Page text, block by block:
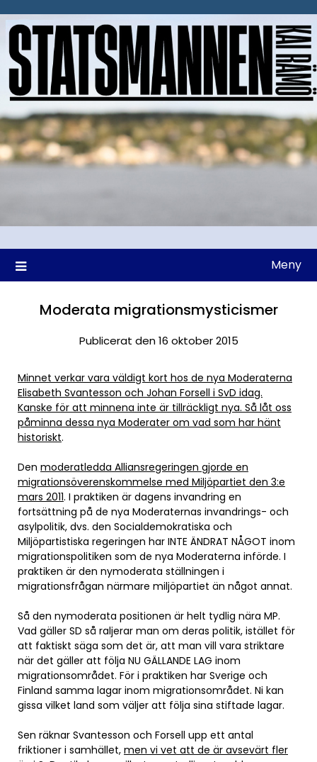
till
Meny
Moderata migrationsmysticismer
Publicerat den 16 oktober 2015
Minnet verkar vara väldigt kort hos de nya Moderaterna
Elisabeth Svantesson och Johan Forsell i SvD idag.
Kanske för att minnena inte är tillräckligt nya. Så låt oss
påminna dessa nya Moderater om vad som har hänt
historiskt.
Den moderatledda Alliansregeringen gjorde en
migrationsöverenskommelse med Miljöpartiet den 3:e
mars 2011. I praktiken är dagens invandring en
fortsättning på de nya Moderaternas invandrings- och
asylpolitik, dvs. den Socialdemokratiska och
Miljöpartistiska regeringen har INTE ÄNDRAT NÅGOT inom
migrationspolitiken som de nya Moderaterna införde. I
praktiken är den nymoderata ställningen i
migrationsfrågan närmare miljöpartiet än något annat.
Så den nymoderata positionen är helt tydlig nära MP.
Vad gäller SD så raljerar man om deras politik, istället för
att faktiskt säga som det är, att man vill vara striktare
när det gäller att följa NU GÄLLANDE LAG inom
migrationsområdet. För i praktiken har Sverige och
Finland samma lagar inom migrationsområdet. Ni kan
gissa vilket land som väljer att följa sina stiftade lagar.
Sen räknar Svantesson och Forsell upp ett antal
friktioner i samhället, men vi vet att de är avsevärt fler